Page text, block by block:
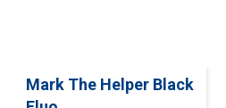
Mark The Helper Black